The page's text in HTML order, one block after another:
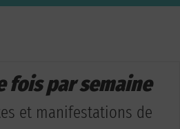
fois par semaine
et manifestations de